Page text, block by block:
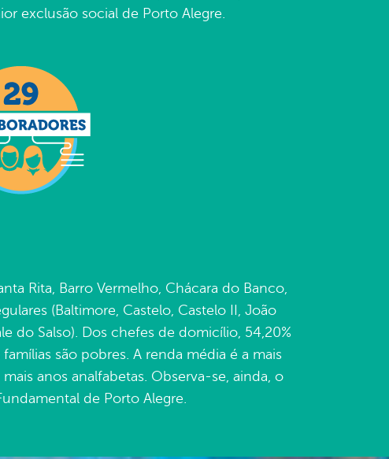
exclusão social de Porto Alegre.
Rita, Barro Vermelho, Chácara do Banco,
(Baltimore, Castelo, Castelo II, João
do Salso). Dos chefes de domicílio, 54,20%
são pobres. A renda média é a mais
anos analfabetas. Observa-se, ainda, o
de Porto Alegre.